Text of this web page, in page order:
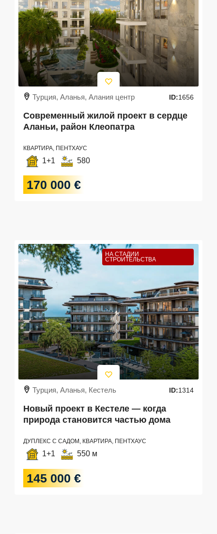
Турция, Аланья, Алания центр ID:1656
Современный жилой проект в сердце
Аланьи, район Клеопатра
КВАРТИРА, ПЕНТХАУС
1+1 580
170 000 €
НА СТАДИИ
СТРОИТЕЛЬСТВА
Турция, Аланья, Кестель ID:1314
Новый проект в Кестеле — когда
природа становится частью дома
ДУПЛЕКС С САДОМ, КВАРТИРА, ПЕНТХАУС
1+1 550 м
145 000 €